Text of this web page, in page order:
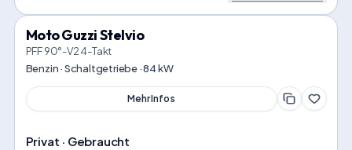
Moto Guzzi Stelvio
PFF 90°-V2 4-Takt
Benzin · Schaltgetriebe · 84 kW
Mehr Infos
Privat · Gebraucht